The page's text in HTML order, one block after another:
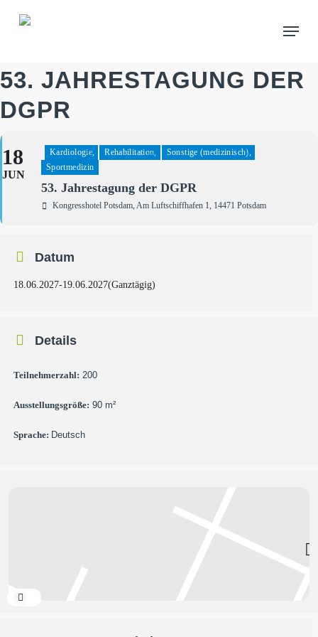
content
Menu
53. JAHRESTAGUNG DER
DGPR
18
JUN
Kardiologie, Rehabilitation,
Sonstige (medizinisch),
Sportmedizin
53. Jahrestagung der DGPR
Kongresshotel Potsdam, Am Luftschiffhafen 1, 14471 Potsdam
Datum
18.06.2027-19.06.2027(Ganztägig)
Details
Teilnehmerzahl: 200
Ausstellungsgröße: 90 m²
Sprache: Deutsch